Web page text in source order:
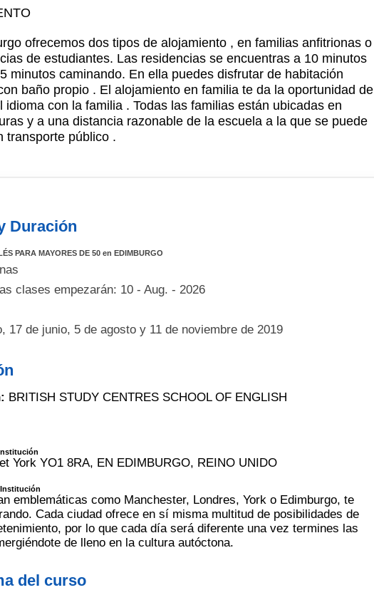
ofrecemos dos tipos de alojamiento , en familias anfitrionas o
de estudiantes. Las residencias se encuentras a 10 minutos
minutos caminando. En ella puedes disfrutar de habitación
baño propio . El alojamiento en familia te da la oportunidad de
idioma con la familia . Todas las familias están ubicadas en
y a una distancia razonable de la escuela a la que se puede
transporte público .
Duración
PARA MAYORES DE 50 en EDIMBURGO
clases empezarán: 10 - Aug. - 2026
17 de junio, 5 de agosto y 11 de noviembre de 2019
BRITISH STUDY CENTRES SCHOOL OF ENGLISH
York YO1 8RA, EN EDIMBURGO, REINO UNIDO
emblemáticas como Manchester, Londres, York o Edimburgo, te
Cada ciudad ofrece en sí misma multitud de posibilidades de
por lo que cada día será diferente una vez termines las
de lleno en la cultura autóctona.
del curso